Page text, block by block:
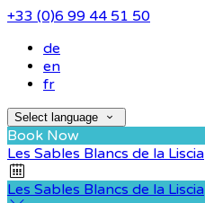
+33 (0)6 99 44 51 50
de
en
fr
Select language
Book Now
Les Sables Blancs de la Liscia
Les Sables Blancs de la Liscia